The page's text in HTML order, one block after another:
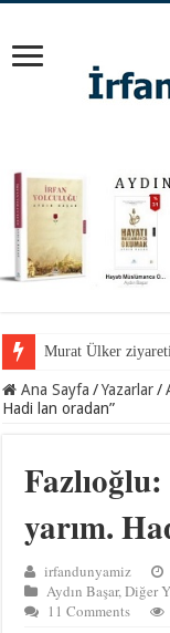
Mevlana
Ana Sayfa / Yazarlar /
Hadi lan oradan”
yarım.
irfandunyamiz
Aydın Başar,Diğer
11 Comments